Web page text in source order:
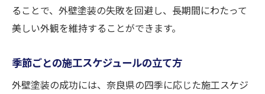
ることで、外壁塗装の失敗を回避し、長期間にわたって
美しい外観を維持することができます。
季節ごとの施工スケジュールの立て方
外壁塗装の成功には、奈良県の四季に応じた施工スケジ